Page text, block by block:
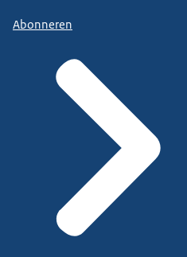
Abonneren